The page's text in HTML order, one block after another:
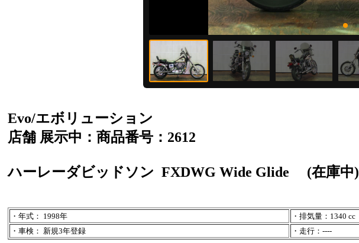
Evo/エボリューション
店舗 展示中：商品番号：2612
ハーレーダビッドソン FXDWG Wide Glide (在庫中)
・年式： 1998年
・排気量：1340 cc
・車検： 新規3年登録
・走行：----